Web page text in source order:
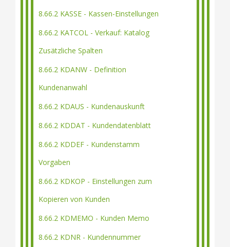
8.66.2 KASSE - Kassen-Einstellungen
8.66.2 KATCOL - Verkauf: Katalog
Zusätzliche Spalten
8.66.2 KDANW - Definition
Kundenanwahl
8.66.2 KDAUS - Kundenauskunft
8.66.2 KDDAT - Kundendatenblatt
8.66.2 KDDEF - Kundenstamm
Vorgaben
8.66.2 KDKOP - Einstellungen zum
Kopieren von Kunden
8.66.2 KDMEMO - Kunden Memo
8.66.2 KDNR - Kundennummer